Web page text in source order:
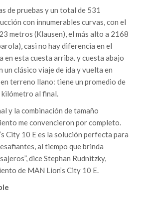
de pruebas y un total de 531
con innumerables curvas, con el
metros (Klausen), el más alto a 2168
casi no hay diferencia en el
en esta cuesta arriba. y cuesta abajo
un clásico viaje de ida y vuelta en
terreno llano: tiene un promedio de
al final.
y la combinación de tamaño
me convencieron por completo.
City 10 E es la solución perfecta para
al tiempo que brinda
dice Stephan Rudnitzky,
de MAN Lion’s City 10 E.